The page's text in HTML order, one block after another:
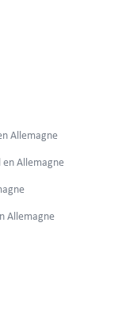
Allemagne
Allemagne
Allemagne